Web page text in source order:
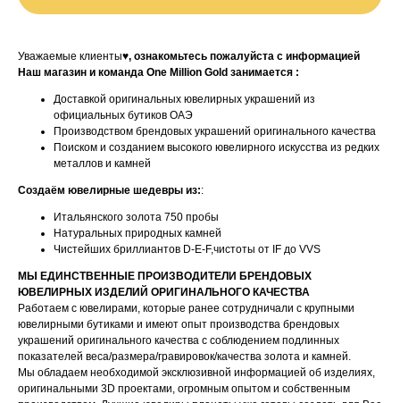
Уважаемые клиенты♥, ознакомьтесь пожалуйста с информацией
Наш магазин и команда One Million Gold занимается :
Доставкой оригинальных ювелирных украшений из
официальных бутиков ОАЭ
Производством брендовых украшений оригинального качества
Поиском и созданием высокого ювелирного искусства из редких
металлов и камней
Создаём ювелирные шедевры из::
Итальянского золота 750 пробы
Натуральных природных камней
Чистейших бриллиантов D-E-F,чистоты от IF до VVS
МЫ ЕДИНСТВЕННЫЕ ПРОИЗВОДИТЕЛИ БРЕНДОВЫХ
ЮВЕЛИРНЫХ ИЗДЕЛИЙ ОРИГИНАЛЬНОГО КАЧЕСТВА
Работаем с ювелирами, которые ранее сотрудничали с крупными
ювелирными бутиками и имеют опыт производства брендовых
украшений оригинального качества с соблюдением подлинных
показателей веса/размера/гравировок/качества золота и камней.
Мы обладаем необходимой эксклюзивной информацией об изделиях,
оригинальными 3D проектами, огромным опытом и собственным